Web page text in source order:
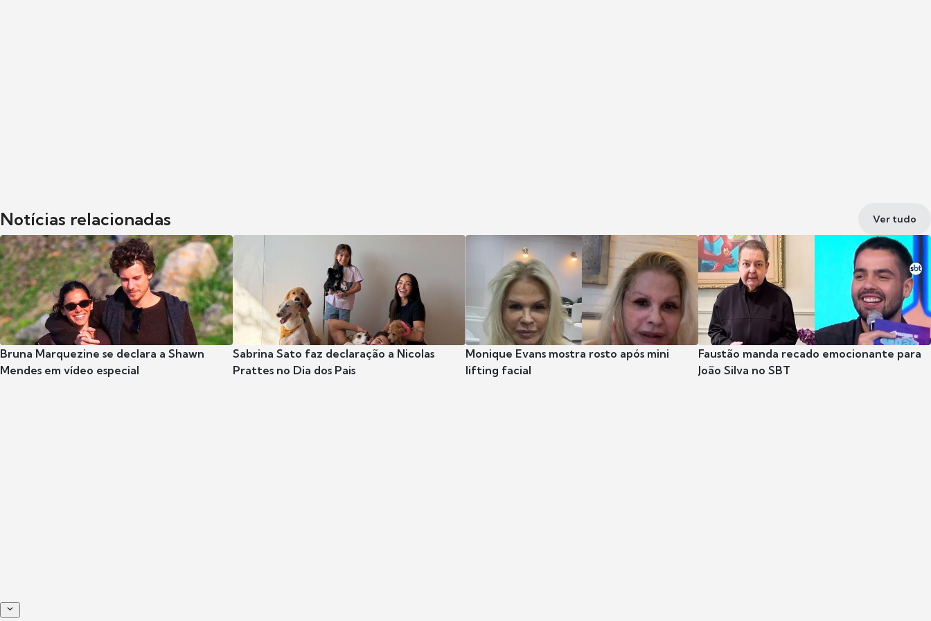
Notícias relacionadas Ver tudo
Bruna Marquezine se declara a Shawn
Mendes em vídeo especial
Sabrina Sato faz declaração a Nicolas
Prattes no Dia dos Pais
Monique Evans mostra rosto após mini
lifting facial
Faustão manda recado emocionante para
João Silva no SBT